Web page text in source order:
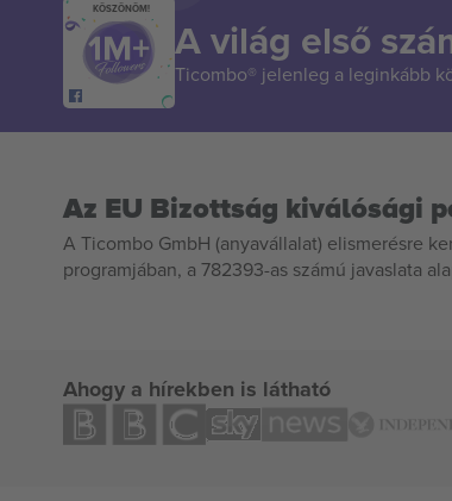
KÖSZÖNÖM!
A világ első
Ticombo® jelenleg a leginkább
Az EU Bizottság kiválósági
A Ticombo GmbH (anyavállalat) elismerésre
programjában, a 782393-as számú javaslata
Ahogy a hírekben is látható